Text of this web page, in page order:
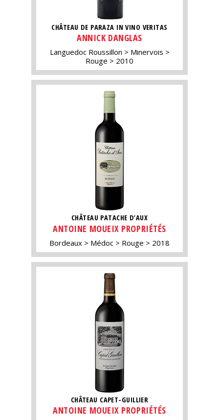
CHÂTEAU DE PARAZA IN VINO VERITAS
ANNICK DANGLAS
Languedoc Roussillon
Minervois
Rouge
2010
CHÂTEAU PATACHE D’AUX
ANTOINE MOUEIX PROPRIÉTÉS
Bordeaux Médoc Rouge 2018
CHÂTEAU CAPET-GUILLIER
ANTOINE MOUEIX PROPRIÉTÉS